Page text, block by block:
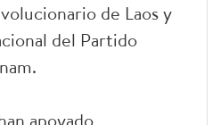
de Laos y
del Partido
apoyado